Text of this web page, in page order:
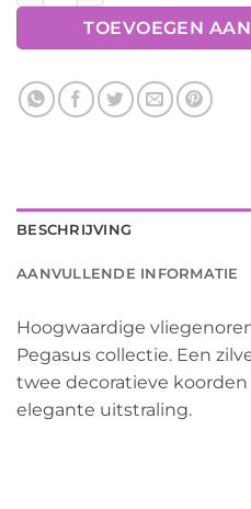
TOEVOEGEN
BESCHRIJVING
AANVULLENDE INFORMATIE
Hoogwaardige
Pegasus collectie. Een
twee decoratieve
elegante uitstraling.